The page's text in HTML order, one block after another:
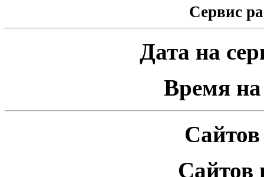
Сервис
Дата на
Время на
Сайтов